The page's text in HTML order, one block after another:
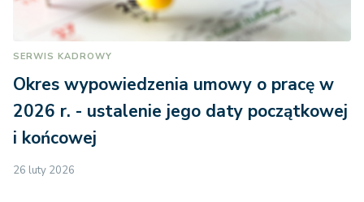
SERWIS KADROWY
Okres wypowiedzenia umowy o pracę w
2026 r. - ustalenie jego daty początkowej
i końcowej
26 luty 2026